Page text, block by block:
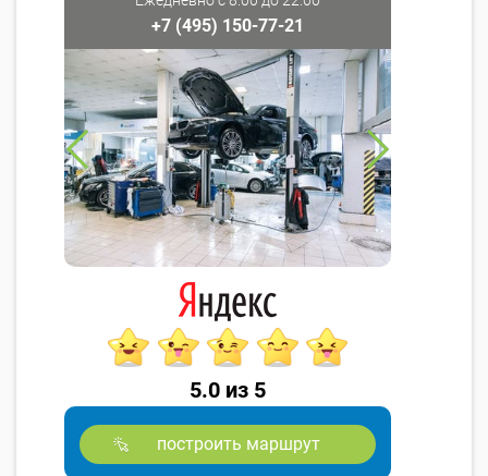
+7 (495) 150-77-21
5.0 из 5
построить маршрут